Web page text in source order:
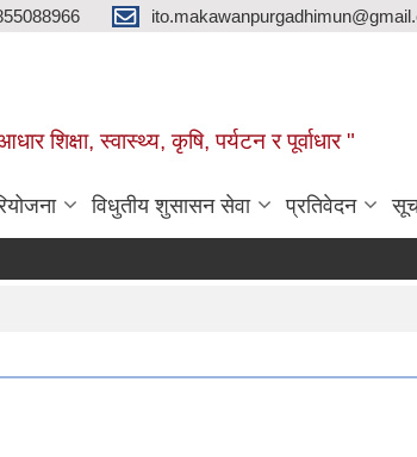
शिक्षा, स्‍वास्‍थ्‍य, कृषि, पर्यटन र पूर्वाधार "
विधुतीय शुसासन सेवा प्रतिवेदन